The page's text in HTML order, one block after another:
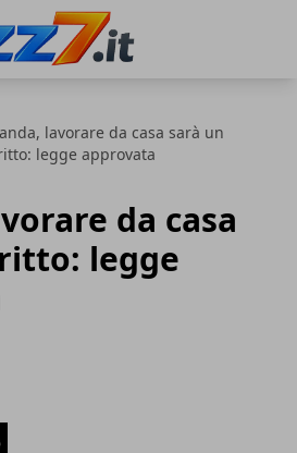
lavorare da casa sarà un
legge approvata
da casa
legge